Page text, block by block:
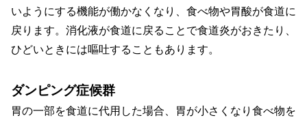
いようにする機能が働かなくなり、食べ物や胃酸が食道に
戻ります。消化液が食道に戻ることで食道炎がおきたり、
ひどいときには嘔吐することもあります。
ダンピング症候群
胃の一部を食道に代用した場合、胃が小さくなり食べ物を